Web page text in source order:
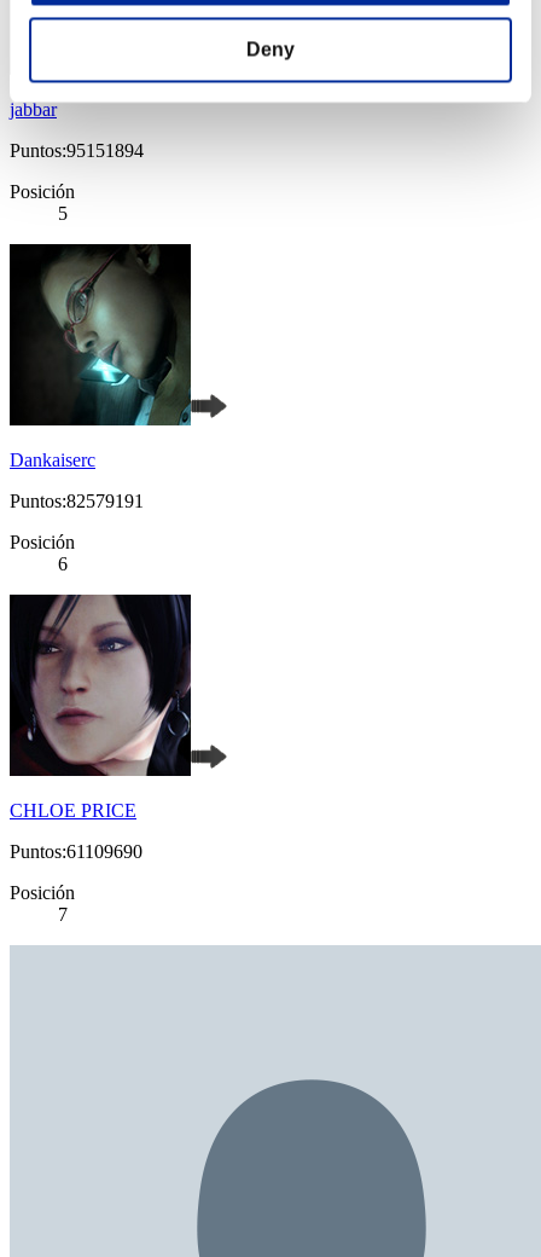
Deny
jabbar
Puntos:95151894
Posición
5
Dankaiserc
Puntos:82579191
Posición
6
CHLOE PRICE
Puntos:61109690
Posición
7